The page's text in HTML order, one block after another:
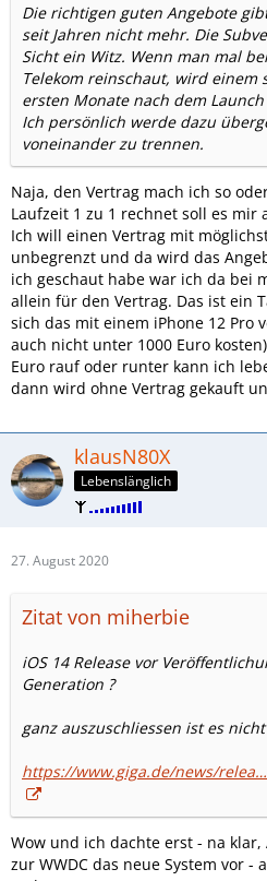
Die richtigen guten Angebote
seit Jahren nicht mehr. Die
Sicht ein Witz. Wenn man mal
Telekom reinschaut, wird einem
ersten Monate nach dem
Ich persönlich werde dazu
voneinander zu trennen.
Naja, den Vertrag mach ich so
Laufzeit 1 zu 1 rechnet soll es mir
Ich will einen Vertrag mit
unbegrenzt und da wird das
ich geschaut habe war ich da bei
allein für den Vertrag. Das ist ein
sich das mit einem iPhone 12 Pro
auch nicht unter 1000 Euro
Euro rauf oder runter kann ich
dann wird ohne Vertrag gekauft
klausN80X
Lebenslänglich
27. August 2020
Zitat von miherbie
iOS 14 Release vor
Generation ?
ganz auszuschliessen ist es nicht
https://www.giga.de/news/
Wow und ich dachte erst - na
zur WWDC das neue System vor